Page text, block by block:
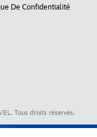
De Confidentialité
Tous droits réservés.